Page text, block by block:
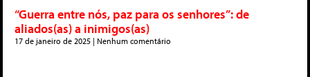
“Guerra entre nós, paz para os senhores”: de
aliados(as) a inimigos(as)
17 de janeiro de 2025 Nenhum comentário